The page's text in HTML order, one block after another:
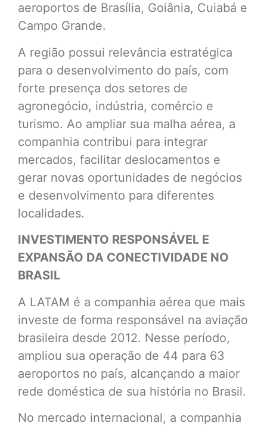
aeroportos de Brasília, Goiânia, Cuiabá e
Campo Grande.
A região possui relevância estratégica
para o desenvolvimento do país, com
forte presença dos setores de
agronegócio, indústria, comércio e
turismo. Ao ampliar sua malha aérea, a
companhia contribui para integrar
mercados, facilitar deslocamentos e
gerar novas oportunidades de negócios
e desenvolvimento para diferentes
localidades.
INVESTIMENTO RESPONSÁVEL E
EXPANSÃO DA CONECTIVIDADE NO
BRASIL
A LATAM é a companhia aérea que mais
investe de forma responsável na aviação
brasileira desde 2012. Nesse período,
ampliou sua operação de 44 para 63
aeroportos no país, alcançando a maior
rede doméstica de sua história no Brasil.
No mercado internacional, a companhia